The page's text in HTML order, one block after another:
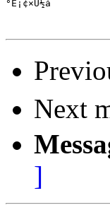
°Ë¡¢×Ü½á
Next
]